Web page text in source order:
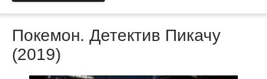
Покемон. Детектив Пикачу
(2019)